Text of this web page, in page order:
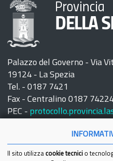
Provincia
DELLA
Palazzo del Governo - Via
19124 - La Spezia
Tel. - 0187 7421
Fax - Centralino 0187
PEC -
Il sito utilizza cookie tecnici o